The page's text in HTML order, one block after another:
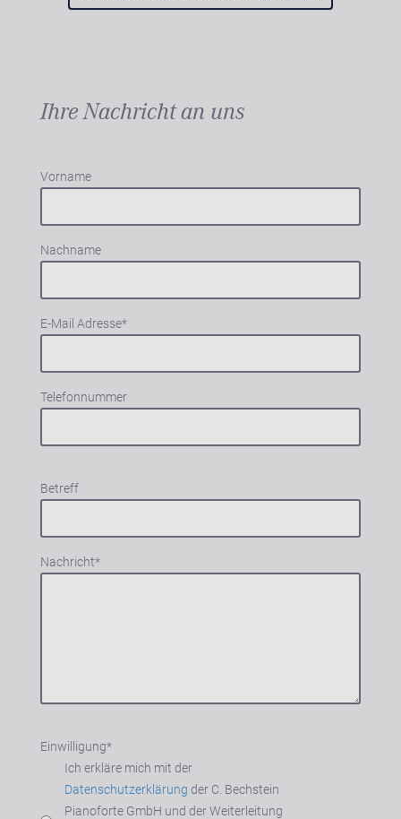
Ihre Nachricht an uns
Vorname
Nachname
E-Mail Adresse*
Telefonnummer
Betreff
Nachricht*
Einwilligung*
Ich erkläre mich mit der
Datenschutzerklärung der C. Bechstein
Pianoforte GmbH und der Weiterleitung